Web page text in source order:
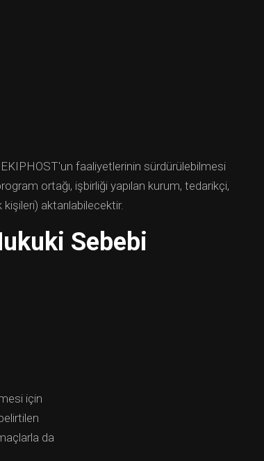
EKIPHOST'un faaliyetlerinin sürdürülebilmesi
ortağı, işbirliği yapılan kurum, tedarikçi,
aktarılabilecektir.
Sebebi
için
da